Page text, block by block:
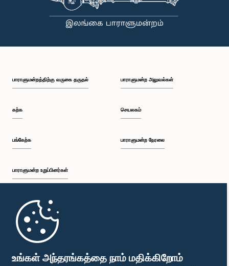
உங்கள் அந்தரங்கத்தை நாம் மதிக்கிறோம்
கௌரவ இஷாக் ரஹுமான், பா.உ.
கௌரவ லலித் எல்லாவல, பா.உ.
பாராளுமன்றத்திற்கு வருகை தருதல்
கற்க
பங்கேற்க
பாராளுமன்ற உறுப்பினர்கள்
முதற்பக்கம்
பாராளுமன்ற அலுவல்கள்
செயலகம்
பாராளுமன்ற நேரலை
பாராளுமன்ற கையடக்க செயலி